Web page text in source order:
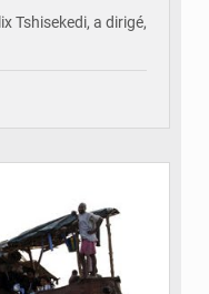
Tshisekedi, a dirigé,